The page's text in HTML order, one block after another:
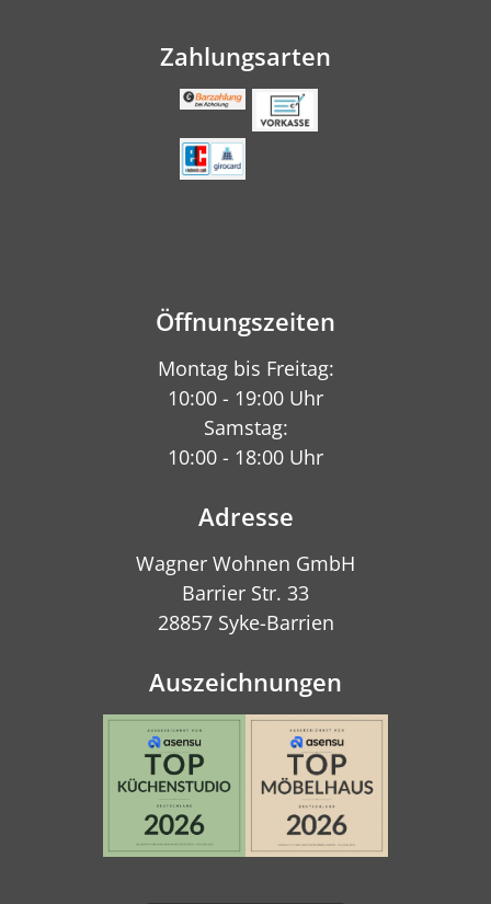
Zahlungsarten
Öffnungszeiten
Montag bis Freitag:
10:00 - 19:00 Uhr
Samstag:
10:00 - 18:00 Uhr
Adresse
Wagner Wohnen GmbH
Barrier Str. 33
28857 Syke-Barrien
Auszeichnungen